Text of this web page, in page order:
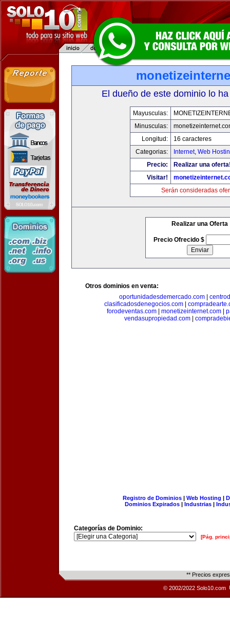
El dueño de este dominio lo
Mayusculas:
Minusculas:
Longitud:
16 caracteres
Categorias:
Internet, Web
Precio:
Realizar una
Visitar!
Serán consideradas
Realizar una Oferta
Precio Ofrecido $
Otros dominios en venta:
oportunidadesdemercado.com
clasificadosdenegocios.com|
forodeventas.com| monetizeinternet.com|
vendasupropiedad.com|
Registro de Dominios| Web Hosting |
Dominios Expirados | Industrias |
Categorías de Dominio:
[Pág.
** Precios
© 2002/2022 Solo10.com